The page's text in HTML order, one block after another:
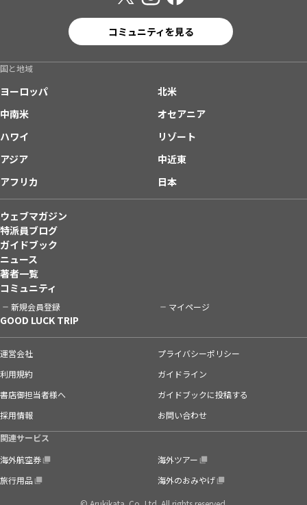
コミュニティを見る
国と地域
ヨーロッパ
北米
中南米
オセアニア
ハワイ
リゾート
アジア
中近東
アフリカ
日本
ウェブマガジン
特派員ブログ
ガイドブック
ニュース
著者一覧
コミュニティ
新規会員登録 マイページ
GOOD LUCK TRIP
運営会社
プライバシーポリシー
利用規約
ガイドライン
書店御担当者様へ
ガイドブックに投稿する
採用情報
お問い合わせ
関連サービス
海外航空券
海外ツアー
旅行用品
海外のおみやげ